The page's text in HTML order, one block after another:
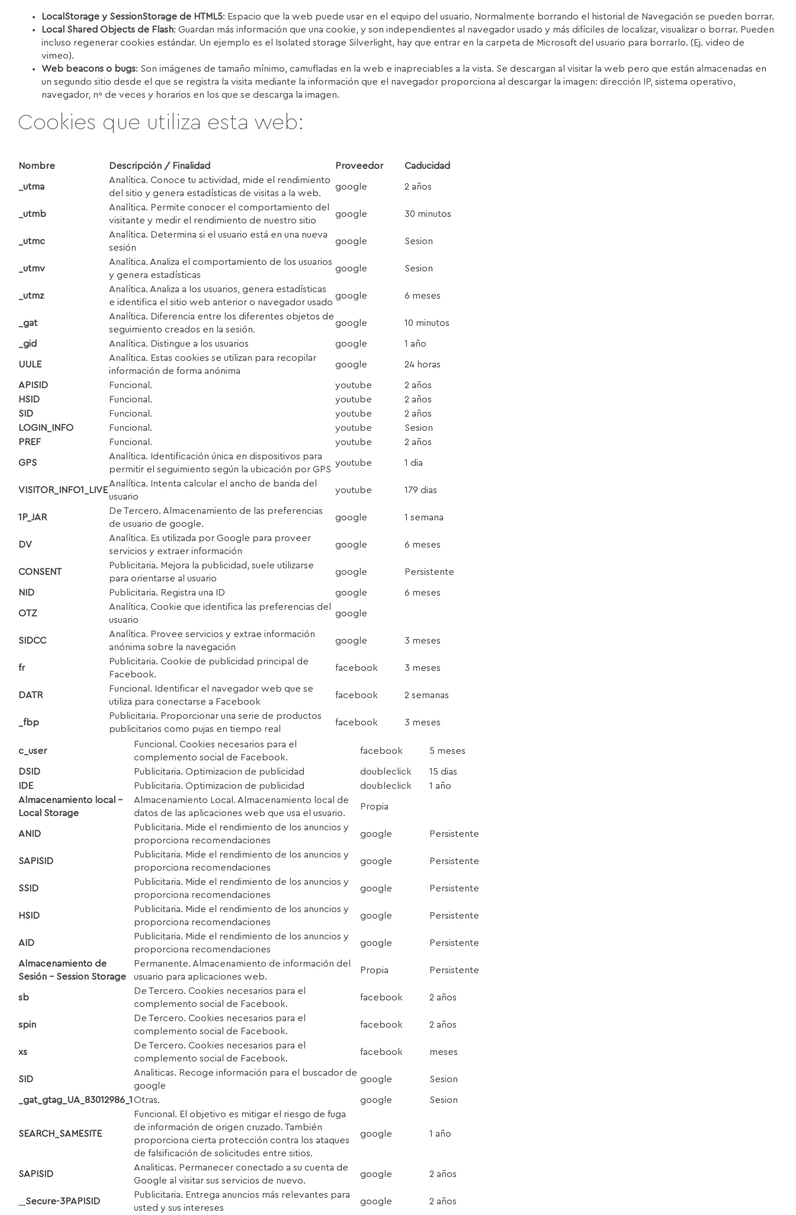
LocalStorage y SessionStorage de HTML5: Espacio que la web puede usar en el equipo del usuario. Normalmente borrando el historial de Navegación se pueden borrar.
Local Shared Objects de Flash: Guardan más información que una cookie, y son independientes al navegador usado y más difíciles de localizar, visualizar o borrar. Pueden
incluso regenerar cookies estándar. Un ejemplo es el Isolated storage Silverlight, hay que entrar en la carpeta de Microsoft del usuario para borrarlo. (Ej. video de
vimeo).
Web beacons o bugs: Son imágenes de tamaño mínimo, camufladas en la web e inapreciables a la vista. Se descargan al visitar la web pero que están almacenadas en
un segundo sitio desde el que se registra la visita mediante la información que el navegador proporciona al descargar la imagen: dirección IP, sistema operativo,
navegador, nº de veces y horarios en los que se descarga la imagen.
Cookies que utiliza esta web:
Nombre Descripción / Finalidad Proveedor Caducidad
_utma
Analítica. Conoce tu actividad, mide el rendimiento
del sitio y genera estadísticas de visitas a la web.
google 2 años
_utmb
Analítica. Permite conocer el comportamiento del
visitante y medir el rendimiento de nuestro sitio
google 30 minutos
_utmc
Analítica. Determina si el usuario está en una nueva
sesión
google Sesion
_utmv
Analítica. Analiza el comportamiento de los usuarios
y genera estadísticas
google Sesion
_utmz
Analítica. Analiza a los usuarios, genera estadísticas
e identifica el sitio web anterior o navegador usado
google 6 meses
_gat
Analítica. Diferencia entre los diferentes objetos de
seguimiento creados en la sesión.
google 10 minutos
_gid Analítica. Distingue a los usuarios google 1 año
UULE
Analítica. Estas cookies se utilizan para recopilar
información de forma anónima
google 24 horas
AP S D Funcional. youtube
2 años
HS D Funcional. youtube
2 años
S D Funcional. youtube
2 años
LOGIN_INFO
Funcional. youtube
Sesion
PREF Funcional. youtube 2 años
GPS
Analítica. Identificación única en dispositivos para
permitir el seguimiento según la ubicación por GPS
youtube 1 dia
V SI TOR_INFO1_LIVE
Analítica. Intenta calcular el ancho de banda del
usuario
youtube 179 dias
1P_JAR
De Tercero. Almacenamiento de las preferencias
de usuario de google.
google 1 semana
DV
Analítica. Es utilizada por Google para proveer
servicios y extraer información
google 6 meses
CONSENT
Publicitaria. Mejora la publicidad, suele utilizarse
para orientarse al usuario
google Persistente
N D Publicitaria. Registra una ID google 6 meses
OTZ
Analítica. Cookie que identifica las preferencias del
usuario
google
S DCC
Analítica. Provee servicios y extrae información
anónima sobre la navegación
google 3 meses
fr
Publicitaria. Cookie de publicidad principal de
Facebook.
facebook 3 meses
DATR
Funcional. Identificar el navegador web que se
utiliza para conectarse a Facebook
facebook 2 semanas
_fbp
Publicitaria. Proporcionar una serie de productos
publicitarios como pujas en tiempo real
facebook 3 meses
c_user
Funcional. Cookies necesarios para el
complemento social de Facebook.
facebook 5 meses
DS D Publicitaria. Optimizacion de publicidad doubleclick
15 dias
DE Publicitaria. Optimizacion de publicidad doubleclick
1 año
A lmacenamiento local –
Local Storage
Almacenamiento Local. Almacenamiento local de
datos de las aplicaciones web que usa el usuario.
Propia
AN D
Publicitaria. Mide el rendimiento de los anuncios y
proporciona recomendaciones
google Persistente
SAP S D
Publicitaria. Mide el rendimiento de los anuncios y
proporciona recomendaciones
google Persistente
SS D
Publicitaria. Mide el rendimiento de los anuncios y
proporciona recomendaciones
google Persistente
HS D
Publicitaria. Mide el rendimiento de los anuncios y
proporciona recomendaciones
google Persistente
A D
Publicitaria. Mide el rendimiento de los anuncios y
proporciona recomendaciones
google Persistente
A lmacenamiento de
Sesión – Session Storage
Permanente. Almacenamiento de información del
usuario para aplicaciones web.
Propia Persistente
sb
De Tercero. Cookies necesarios para el
complemento social de Facebook.
facebook 2 años
spin
De Tercero. Cookies necesarios para el
complemento social de Facebook.
facebook 2 años
xs
De Tercero. Cookies necesarios para el
complemento social de Facebook.
facebook meses
S D
Analiticas. Recoge información para el buscador de
google
google Sesion
_gat_gtag_UA_83012986 _1 Otras. google Sesion
SEARCH SAM ES TE
Funcional. El objetivo es mitigar el riesgo de fuga
de información de origen cruzado. También
proporciona cierta protección contra los ataques
de falsificación de solicitudes entre sitios.
google 1 año
SAP S D
Analiticas. Permanecer conectado a su cuenta de
Google al visitar sus servicios de nuevo.
google 2 años
Secure-3PAPISID
Publicitaria. Entrega anuncios más relevantes para
usted y sus intereses
google 2 años